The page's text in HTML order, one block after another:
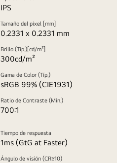
IPS
Tamaño del píxel [mm]
0.2331 x 0.2331 mm
Brillo (Típ.)[cd/m²]
300cd/m²
Gama de Color (Típ.)
sRGB 99% (CIE1931)
Ratio de Contraste (Mín.)
700:1
Tiempo de respuesta
1ms (GtG at Faster)
Ángulo de visión (CR≥10)